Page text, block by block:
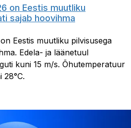
on Eestis muutliku
sajab hoovihma
Eestis muutliku pilvisusega
Edela- ja läänetuul
kuni 15 m/s. Õhutemperatuur
28°C.